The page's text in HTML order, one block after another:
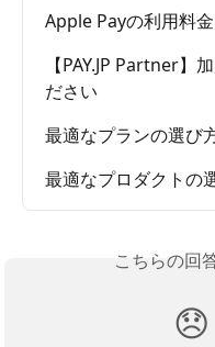
Apple Payの利用料
【PAY.JP Partner】
ださい
最適なプランの選び
最適なプロダクトの
こちらの回
😞